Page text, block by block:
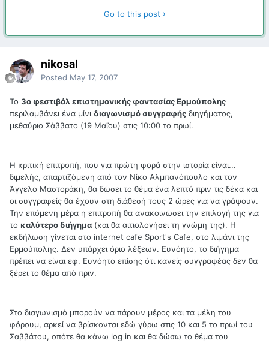
Go to this post
nikosal
Posted May 17, 2007
Το 3ο φεστιβάλ επιστημονικής φαντασίας Ερμούπολης
περιλαμβάνει ένα μίνι διαγωνισμό συγγραφής διηγήματος,
μεθαύριο Σάββατο (19 Μαΐου) στις 10:00 το πρωί.
Η κριτική επιτροπή, που για πρώτη φορά στην ιστορία είναι...
διμελής, απαρτιζόμενη από τον Νίκο Αλμπανόπουλο και τον
Άγγελο Μαστοράκη, θα δώσει το θέμα ένα λεπτό πριν τις δέκα και
οι συγγραφείς θα έχουν στη διάθεσή τους 2 ώρες για να γράψουν.
Την επόμενη μέρα η επιτροπή θα ανακοινώσει την επιλογή της για
το καλύτερο διήγημα (και θα αιτιολογήσει τη γνώμη της). Η
εκδήλωση γίνεται στο internet cafe Sport's Cafe, στο λιμάνι της
Ερμούπολης. Δεν υπάρχει όριο λέξεων. Ευνόητο, το διήγημα
πρέπει να είναι εφ. Ευνόητο επίσης ότι κανείς συγγραφέας δεν θα
ξέρει το θέμα από πριν.
Στο διαγωνισμό μπορούν να πάρουν μέρος και τα μέλη του
φόρουμ, αρκεί να βρίσκονται εδώ γύρω στις 10 και 5 το πρωί του
Σαββάτου, οπότε θα κάνω log in και θα δώσω το θέμα του